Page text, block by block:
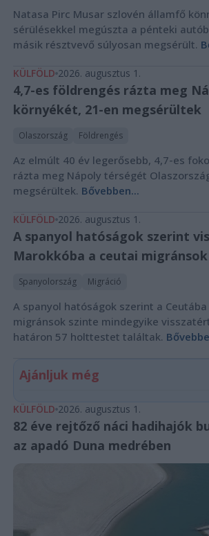
Natasa Pirc Musar szlovén államfő
sérülésekkel megúszta a pénteki
másik résztvevő súlyosan megsérült.
KÜLFÖLD 2026. augusztus 1.
4,7-es földrengés rázta meg
környékét, 21-en megsérültek
Olaszország Földrengés
Az elmúlt 40 év legerősebb, 4,7-es
rázta meg Nápoly térségét
megsérültek. Bővebben...
KÜLFÖLD 2026. augusztus 1.
A spanyol hatóságok szerint
Marokkóba a ceutai migránsok
Spanyolország Migráció
A spanyol hatóságok szerint a
migránsok szinte mindegyike
határon 57 holttestet találtak.
Ajánljuk még
KÜLFÖLD 2026. augusztus 1.
82 éve rejtőző náci hadihajók
az apadó Duna medrében